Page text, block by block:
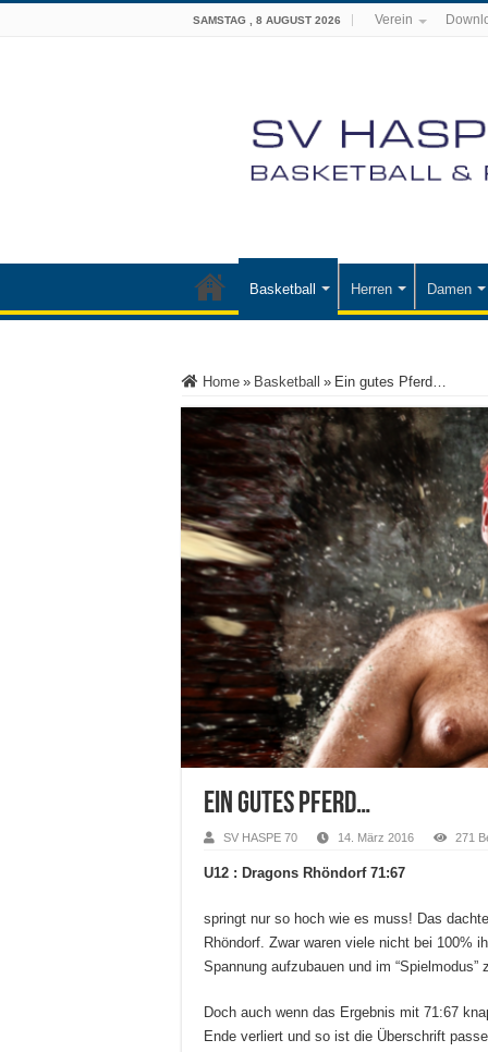
SAMSTAG , 8 AUGUST 2026 Verein
Basketball Herren Damen
Home » Basketball » Ein gutes Pferd…
Ein gutes Pferd…
SV HASPE 70 14. März 2016 271
U12 : Dragons Rhöndorf 71:67
springt nur so hoch wie es muss! Das
Rhöndorf. Zwar waren viele nicht bei 100%
Spannung aufzubauen und im “Spielmodus”
Doch auch wenn das Ergebnis mit 71:67
Ende verliert und so ist die Überschrift